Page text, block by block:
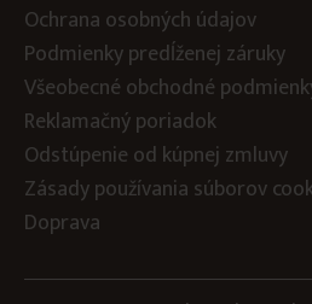
Ochrana osobných údajov
Podmienky predĺženej záruky
Všeobecné obchodné
Reklamačný poriadok
Odstúpenie od kúpnej zmluvy
Zásady používania súborov
Doprava